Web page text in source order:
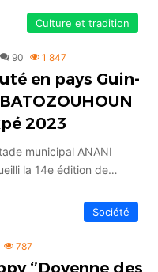
Culture et tradition
90 1 847
en pays Guin-
2023
municipal ANANI
la 14e édition de…
Société
787
‘’Doyenne des